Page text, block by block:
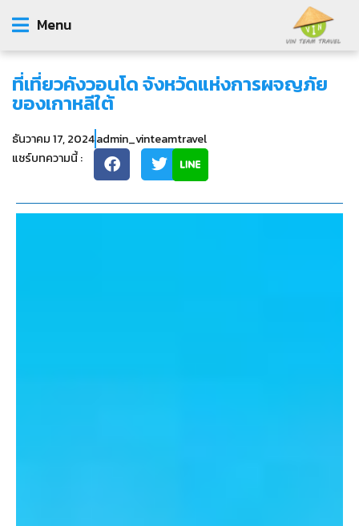
Menu
ที่เที่ยวคังวอนโด จังหวัดแห่งการผจญภัย
ของเกาหลีใต้
ธันวาคม 17, 2024admin_vinteamtravel
แชร์บทความนี้ :